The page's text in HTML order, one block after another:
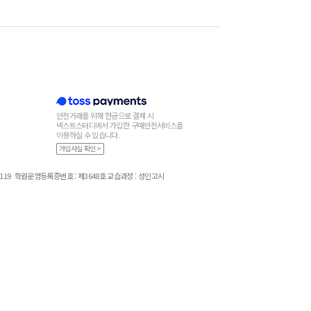
안전거래를 위해 현금으로 결제 시
넥스트스터디에서 가입한 구매안전서비스를
이용하실 수 있습니다.
가입사실 확인 >
학원운영등록증번호 : 제3648호 교습과정 : 성인고시